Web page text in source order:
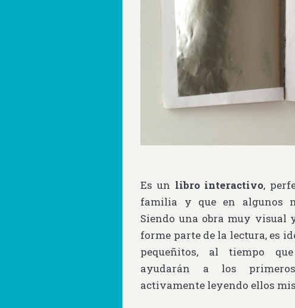
Es un libro interactivo,
familia y que en algunos
Siendo una obra muy visual
forme parte de la lectura, es
pequeñitos, al tiempo
ayudarán a los
activamente leyendo ellos